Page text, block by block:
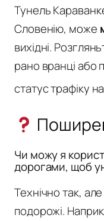
Тунель
Словенію, може
вихідні.
рано вранці або
статус трафіку на
Чи можу я
дорогами, щоб
Технічно так,
подорожі.